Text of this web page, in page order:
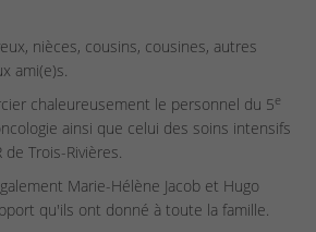
nièces, cousins, cousines, autres
ami(e)s.
chaleureusement le personnel du 5e
ainsi que celui des soins intensifs
de Trois-Rivières.
Marie-Hélène Jacob et Hugo
qu'ils ont donné à toute la famille.